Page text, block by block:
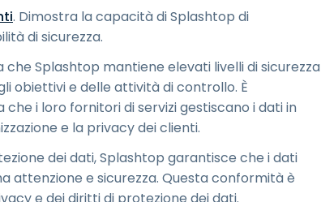
. Dimostra la capacità di Splashtop di
di sicurezza.
Splashtop mantiene elevati livelli di sicurezza
obiettivi e delle attività di controllo. È
i loro fornitori di servizi gestiscano i dati in
e la privacy dei clienti.
dei dati, Splashtop garantisce che i dati
attenzione e sicurezza. Questa conformità è